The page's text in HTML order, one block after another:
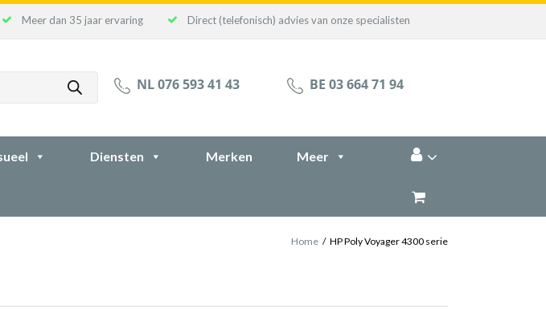
Meer dan 35 jaar ervaring Direct (telefonisch) advies van onze specialisten
NL 076 593 41 43 BE 03 664 71 94
Diensten Merken Meer
Home / HP Poly Voyager 4300 serie